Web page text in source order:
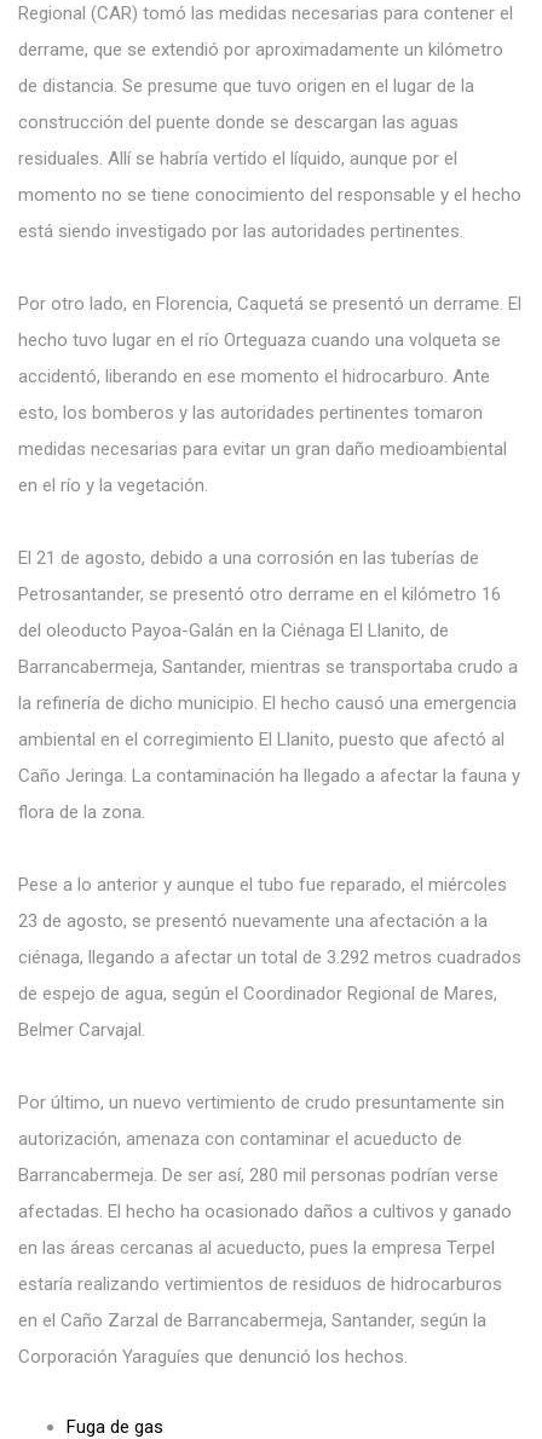
Regional (CAR) tomó las medidas necesarias para contener el
derrame, que se extendió por aproximadamente un kilómetro
de distancia. Se presume que tuvo origen en el lugar de la
construcción del puente donde se descargan las aguas
residuales. Allí se habría vertido el líquido, aunque por el
momento no se tiene conocimiento del responsable y el hecho
está siendo investigado por las autoridades pertinentes.
Por otro lado, en Florencia, Caquetá se presentó un derrame. El
hecho tuvo lugar en el río Orteguaza cuando una volqueta se
accidentó, liberando en ese momento el hidrocarburo. Ante
esto, los bomberos y las autoridades pertinentes tomaron
medidas necesarias para evitar un gran daño medioambiental
en el río y la vegetación.
El 21 de agosto, debido a una corrosión en las tuberías de
Petrosantander, se presentó otro derrame en el kilómetro 16
del oleoducto Payoa-Galán en la Ciénaga El Llanito, de
Barrancabermeja, Santander, mientras se transportaba crudo a
la refinería de dicho municipio. El hecho causó una emergencia
ambiental en el corregimiento El Llanito, puesto que afectó al
Caño Jeringa. La contaminación ha llegado a afectar la fauna y
flora de la zona.
Pese a lo anterior y aunque el tubo fue reparado, el miércoles
23 de agosto, se presentó nuevamente una afectación a la
ciénaga, llegando a afectar un total de 3.292 metros cuadrados
de espejo de agua, según el Coordinador Regional de Mares,
Belmer Carvajal.
Por último, un nuevo vertimiento de crudo presuntamente sin
autorización, amenaza con contaminar el acueducto de
Barrancabermeja. De ser así, 280 mil personas podrían verse
afectadas. El hecho ha ocasionado daños a cultivos y ganado
en las áreas cercanas al acueducto, pues la empresa Terpel
estaría realizando vertimientos de residuos de hidrocarburos
en el Caño Zarzal de Barrancabermeja, Santander, según la
Corporación Yaraguíes que denunció los hechos.
Fuga de gas